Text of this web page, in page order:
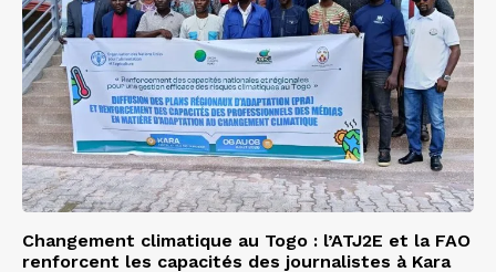
Changement climatique au Togo : l’ATJ2E et la FAO
renforcent les capacités des journalistes à Kara